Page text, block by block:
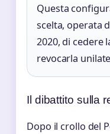
Questa
scelta, operata
2020, di cedere
revocarla
Il dibattito sulla
Dopo il crollo del